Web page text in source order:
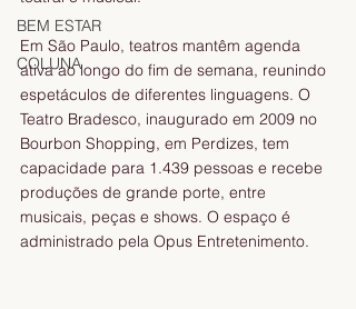
BEM ESTAR
COLUNA
Em São Paulo, teatros mantêm agenda
ativa ao longo do fim de semana, reunindo
espetáculos de diferentes linguagens. O
Teatro Bradesco, inaugurado em 2009 no
Bourbon Shopping, em Perdizes, tem
capacidade para 1.439 pessoas e recebe
produções de grande porte, entre
musicais, peças e shows. O espaço é
administrado pela Opus Entretenimento.